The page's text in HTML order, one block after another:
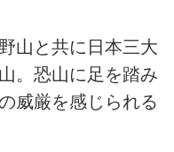
山と共に日本三大
。恐山に足を踏み
威厳を感じられる